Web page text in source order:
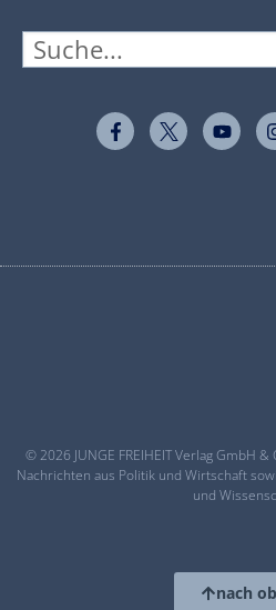
© 2026 JUNGE FREIHEIT Verlag GmbH
Nachrichten aus Politik und Wirtschaft
und
nach